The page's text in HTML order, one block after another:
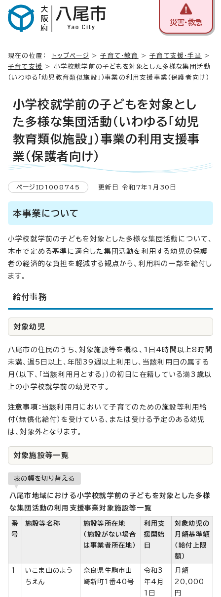
災害・救急
現在の位置： トップページ >子育て・教育 >子育て支援・手当
>
子育て支援
> 小学校就学前の子どもを対象とした多様な集団活動
（いわゆる「幼児教育類似施設」）事業の利用支援事業（保護者向け）
小学校就学前の子どもを対象とし
た多様な集団活動（いわゆる「幼児
教育類似施設」）事業の利用支援事
業（保護者向け）
ページID1008745 更新日 令和7年1月30日
本事業について
小学校就学前の子どもを対象とした多様な集団活動について、
本市で定める基準に適合した集団活動を利用する幼児の保護
者の経済的な負担を軽減する観点から、利用料の一部を給付し
ます。
給付事務
対象幼児
八尾市の住民のうち、対象施設等を概ね、1日4時間以上8時間
未満、週5日以上、年間39週以上利用し、当該利用日の属する
月（以下、「当該利用月とする」）の初日に在籍している満3歳以
上の小学校就学前の幼児です。
注意事項 ：当該利用月において子育てのための施設等利用給
付（無償化給付）を受けている、または受ける予定のある幼児
は、対象外となります。
対象施設等一覧
表の幅を切り替える
八尾市地域における小学校就学前の子どもを対象とした多様
な集団活動の利用支援事業対象施設等一覧
番
号
施設等名称
施設等所在地
（施設がない場合
は事業者所在地）
利用支
援開始
日
対象幼児の
月額基準額
（給付上限
額）
1
いこま山のよう
ちえん
奈良県生駒市山
崎新町1番40号
令和3
年4月
1日
月額
20,000
円